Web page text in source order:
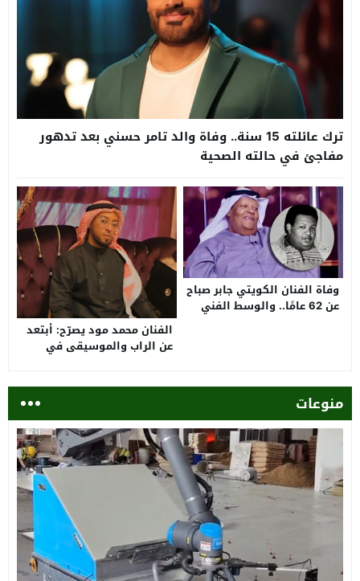
ترك عائلته 15 سنة.. وفاة والد تامر حسني بعد تدهور
مفاجئ في حالته الصحية
وفاة الفنان الكويتي جابر صباح
عن 62 عامًا.. والوسط الفني
الفنان محمد مود يصرّح: أبتعد
عن الراب والموسيقى في
منوعات